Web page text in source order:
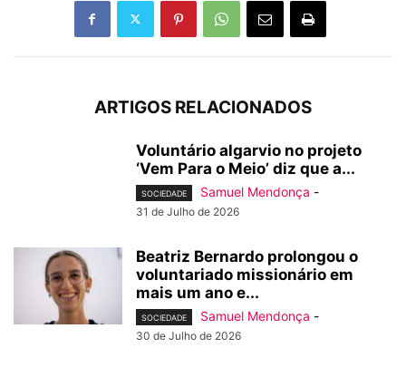
ARTIGOS RELACIONADOS
Voluntário algarvio no projeto
‘Vem Para o Meio’ diz que a...
SOCIEDADE Samuel Mendonça -
31 de Julho de 2026
Beatriz Bernardo prolongou o
voluntariado missionário em
mais um ano e...
SOCIEDADE Samuel Mendonça -
30 de Julho de 2026